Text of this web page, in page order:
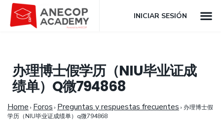
INICIAR SESIÓN
办理博士假学历（NIU毕业证成
绩单）Q微794868
Home › Foros › Preguntas y respuestas frecuentes › 办理博士假
学历（NIU毕业证成绩单）q微794868